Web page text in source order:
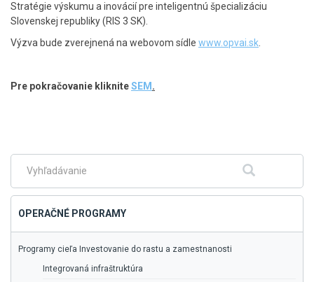
Stratégie výskumu a inovácií pre inteligentnú špecializáciu
Slovenskej republiky (RIS 3 SK).
Výzva bude zverejnená na webovom sídle www.opvai.sk.
Pre pokračovanie klikniteSEM .
hlavné
menu
Fulltextové
Hľadať
OPERAČNÉ PROGRAMY
Programy cieľa Investovanie do rastu a zamestnanosti
Integrovaná infraštruktúra